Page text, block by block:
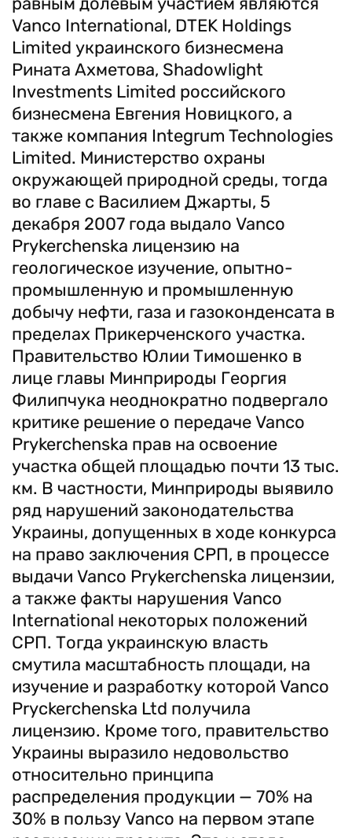
Vanco International, DTEK Holdings
Limited украинского бизнесмена
Рината Ахметова, Shadowlight
Investments Limited российского
бизнесмена Евгения Новицкого, а
также компания Integrum Technologies
Limited. Министерство охраны
окружающей природной среды, тогда
во главе с Василием Джарты, 5
декабря 2007 года выдало Vanco
Prykerchenska лицензию на
геологическое изучение, опытно-
промышленную и промышленную
добычу нефти, газа и газоконденсата в
пределах Прикерченского участка.
Правительство Юлии Тимошенко в
лице главы Минприроды Георгия
Филипчука неоднократно подвергало
критике решение о передаче Vanco
Prykerchenska прав на освоение
участка общей площадью почти 13 тыс.
км. В частности, Минприроды выявило
ряд нарушений законодательства
Украины, допущенных в ходе конкурса
на право заключения СРП, в процессе
выдачи Vanco Prykerchenska лицензии,
а также факты нарушения Vanco
International некоторых положений
СРП. Тогда украинскую власть
смутила масштабность площади, на
изучение и разработку которой Vanco
Pryckerchenska Ltd получила
лицензию. Кроме того, правительство
Украины выразило недовольство
относительно принципа
распределения продукции — 70% на
30% в пользу Vanco на первом этапе